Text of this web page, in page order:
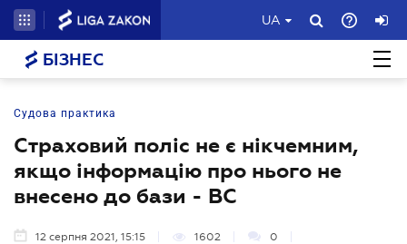
UA
БІЗНЕС
Судова практика
Страховий поліс не є нікчемним,
якщо інформацію про нього не
внесено до бази - ВС
12 серпня 2021, 15:15 1602 0